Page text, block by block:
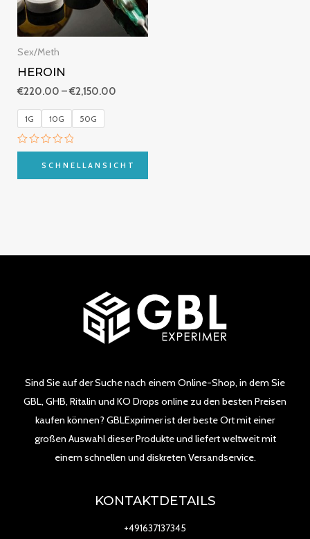
Sex/Meth
HEROIN
€220.00 –€2,150.00
1G 10G 50G
Bewertet
von
SCHNELLANSICHT
Sind Sie auf der Suche nach einem Online-Shop, in dem Sie
GBL, GHB, Ritalin und KO Drops online zu den besten Preisen
kaufen können? GBLExprimer ist der beste Ort mit einer
großen Auswahl dieser Produkte und liefert weltweit mit
einem schnellen und diskreten Versandservice.
KONTAKTDETAILS
+491637137345